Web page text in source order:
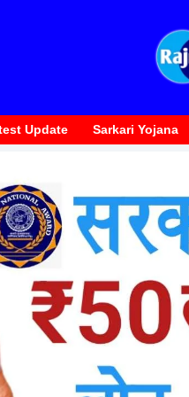
Update Sarkari Yojana